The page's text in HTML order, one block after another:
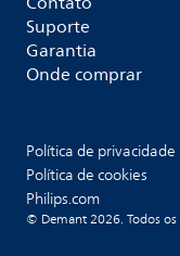
Suporte
Garantia
Onde comprar
Política de privacidade
Política de cookies
Philips.com
© Demant 2026. Todos os